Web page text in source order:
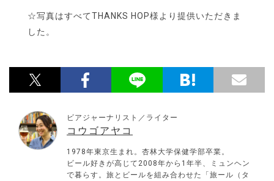
☆写真はすべてTHANKS HOP様より提供いただきま
した。
ビアジャーナリスト／ライター
コウゴアヤコ
1978年東京生まれ。杏林大学保健学部卒業。
ビール好きが高じて2008年から1年半、ミュンヘン
で暮らす。旅とビールを組み合わせた「旅ール（タ